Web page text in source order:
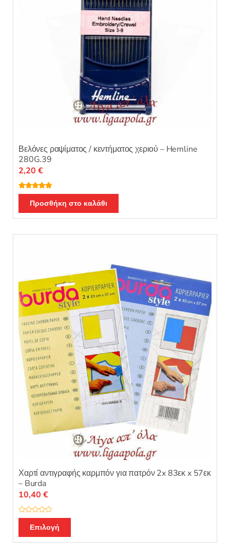
Βελόνες ραψίματος / κεντήματος χεριού – Hemline
280G.39
Βαθμολογή
θηκε με 5.00
από 5
2,20 €
Προσθήκη στο καλάθι
Χαρτί αντιγραφής καρμπόν για πατρόν 2x 83εκ x 57εκ
– Burda
Β
μ
ο
10,40 €
Επιλογή
το